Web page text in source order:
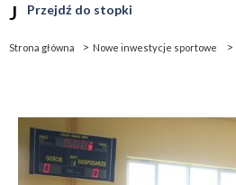
Przejdź do stopki
Jesteś tutaj
Strona główna Nowe inwestycje sportowe